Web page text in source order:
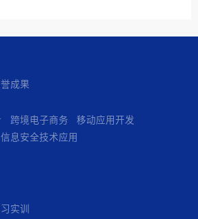
成果
跨境电子商务
移动应用开发
信息安全技术应用
实训